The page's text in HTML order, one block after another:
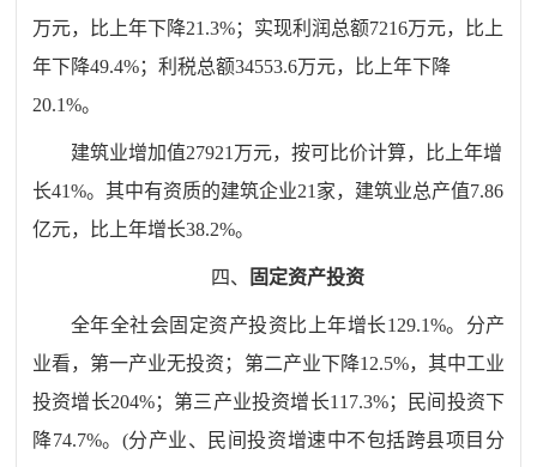
万元，比上年下降21.3%；实现利润总额7216万元，比上
年下降49.4%；利税总额34553.6万元，比上年下降
20.1%。
建筑业增加值27921 万元，按可比价计算， 比上年增
长41%。其中有资质的建筑企业21 家，建筑业总产值7.86
亿元，比上年增长38.2%。
四、 固定资产投资
全年全社会固定资产投资比上年增长129.1%。分产
业看，第一产业无投资 ；第二产业下降12.5%，其中工业
投资增长204%；第三产业投资增长117.3%；民间投资下
降74.7%。(分产业、民间投资增速中不包括跨县项目分